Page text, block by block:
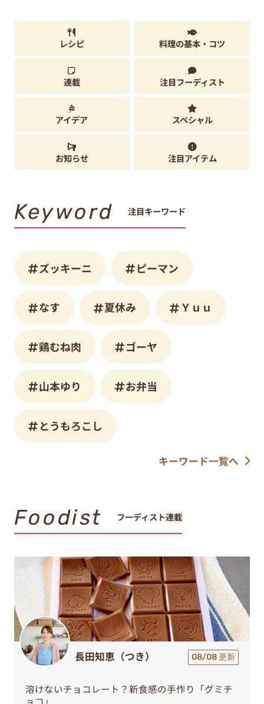
レシピ 料理の基本・コツ
連載 注目フーディスト
アイデア スペシャル
お知らせ 注目アイテム
Keyword 注目キーワード
ズッキーニ ピーマン
なす 夏休み Ｙｕｕ
鶏むね肉 ゴーヤ
山本ゆり お弁当
とうもろこし
キーワード一覧へ
Foodist フーディスト連載
長田知恵（つき） 08/08 更新
溶けないチョコレート？新食感の手作り「グミチ
ョコ」